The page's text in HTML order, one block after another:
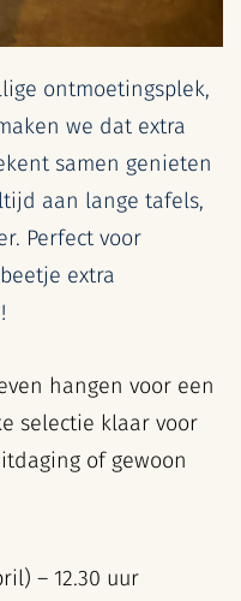
ontmoetingsplek,
we dat extra
samen genieten
aan lange tafels,
Perfect voor
extra
hangen voor een
selectie klaar voor
of gewoon
– 12.30 uur